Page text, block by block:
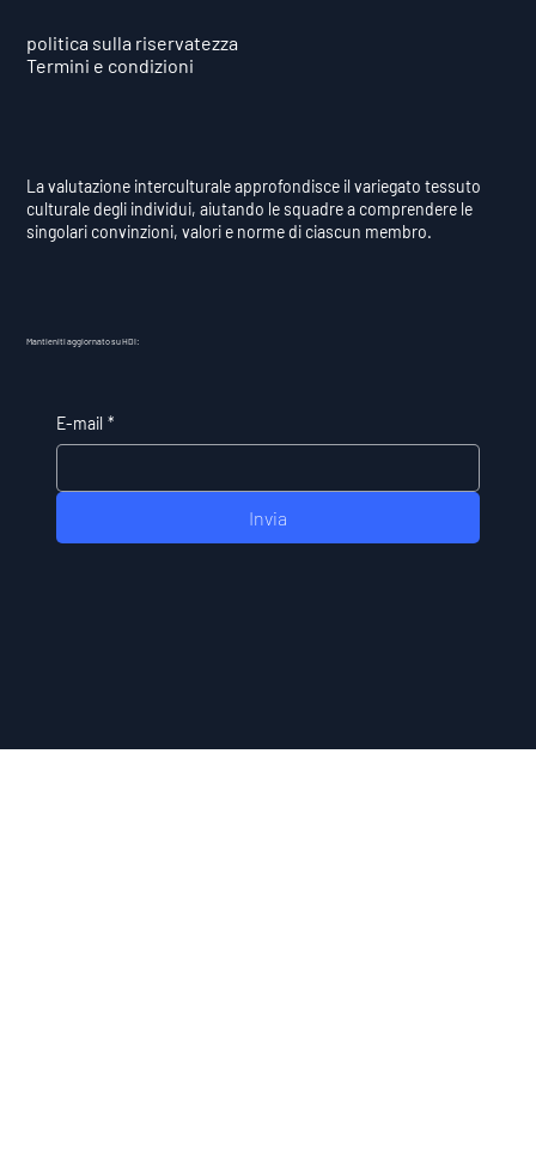
politica sulla riservatezza
Termini e condizioni
La valutazione interculturale approfondisce il variegato tessuto
culturale degli individui, aiutando le squadre a comprendere le
singolari convinzioni, valori e norme di ciascun membro.
Mantieniti aggiornato su HDI:
E-mail *
Invia